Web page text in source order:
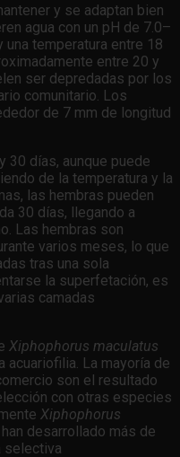
y se adaptan bien
agua con un pH de 7.0–
una temperatura entre 18
entre 20 y
ser depredadas por los
comunitario. Los
de 7 mm de longitud
30 días, aunque puede
de la temperatura y la
las hembras pueden
30 días, llegando a
Las hembras son
varios meses, lo que
tras una sola
la superfetación, es
camadas
Xiphophorus maculatus
acuariofilia. La mayoría de
son el resultado
con otras especies
Xiphophorus
han desarrollado más de
selectiva